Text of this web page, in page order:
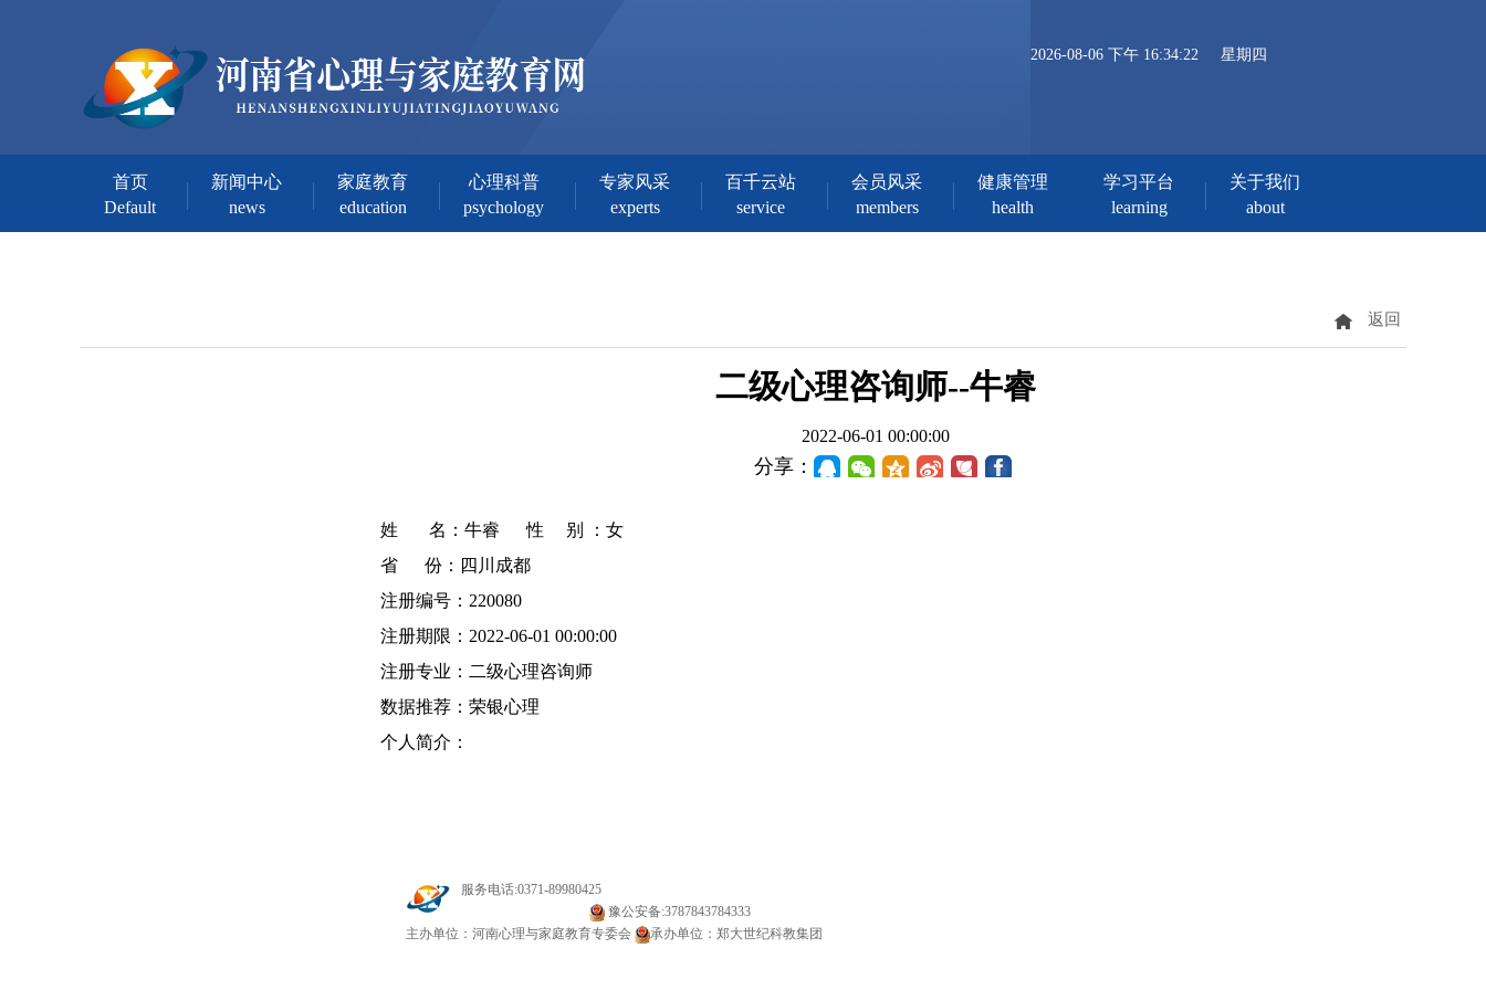
2026-08-06 下午 16:34:22 星期四
首页
Default
新闻中心
news
家庭教育
education
心理科普
psychology
专家风采
experts
百千云站
service
会员风采
members
健康管理
health
学习平台
learning
关于我们
about
返回
二级心理咨询师--牛睿
2022-06-01 00:00:00
分享：
姓 名：牛睿 性 别 ：女
省 份：四川成都
注册编号：220080
注册期限：2022-06-01 00:00:00
注册专业：二级心理咨询师
数据推荐：荣银心理
个人简介：
服务电话:0371-89980425
豫公安备:3787843784333
主办单位：河南心理与家庭教育专委会
承办单位：郑大世纪科教集团